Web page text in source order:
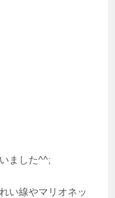
ました^^;
い線やマリオネッ